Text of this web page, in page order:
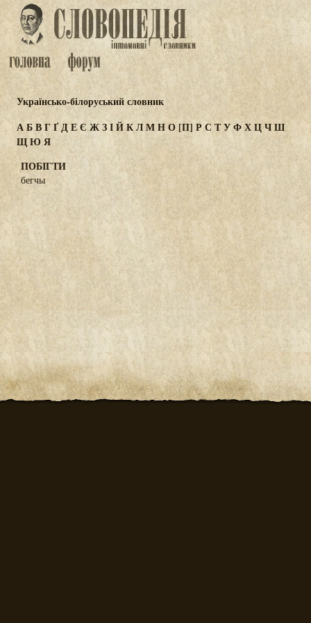
Українсько-білоруський словник
АБВГҐДЕЄ ЖЗІЙКЛМНО[П] Р С ТУФХЦЧШ
ЩЮ Я
ПОБІГТИ
бегчы